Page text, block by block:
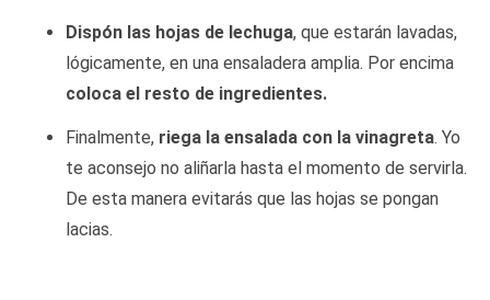
Dispón las hojas de lechuga, que estarán lavadas,
lógicamente, en una ensaladera amplia. Por encima
coloca el resto de ingredientes.
Finalmente, riega la ensalada con la vinagreta. Yo
te aconsejo no aliñarla hasta el momento de servirla.
De esta manera evitarás que las hojas se pongan
lacias.